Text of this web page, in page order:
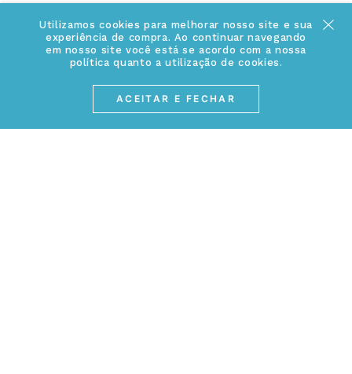
Utilizamos cookies para melhorar nosso site e sua
experiência de compra. Ao continuar navegando
em nosso site você está se acordo com a nossa
política quanto a utilização de cookies.
ACEITAR E FECHAR
Conheça a linha MVNDOS
Política de Privacidade
ATENDIMENTO
(17) 3234-2299
contato.mvndos@webjoias.com.br